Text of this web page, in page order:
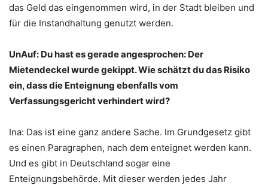
das Geld das eingenommen wird, in der Stadt bleiben und
für die Instandhaltung genutzt werden.
UnAuf: Du hast es gerade angesprochen: Der
Mietendeckel wurde gekippt. Wie schätzt du das Risiko
ein, dass die Enteignung ebenfalls vom
Verfassungsgericht verhindert wird?
Ina: Das ist eine ganz andere Sache. Im Grundgesetz gibt
es einen Paragraphen, nach dem enteignet werden kann.
Und es gibt in Deutschland sogar eine
Enteignungsbehörde. Mit dieser werden jedes Jahr